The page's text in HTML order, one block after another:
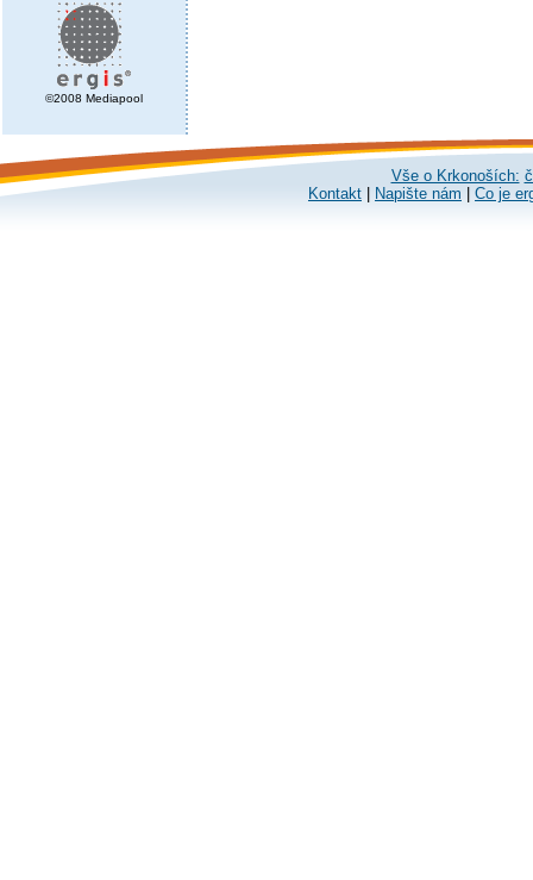
©2008 Mediapool
Vše o Krkonoších:
Kontakt
Napište nám Co je